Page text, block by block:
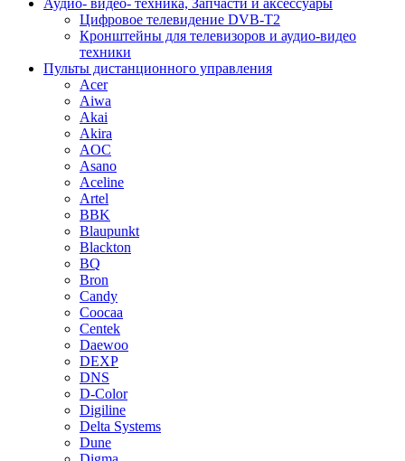
Аудио- видео- техника, Запчасти и аксессуары
Цифровое телевидение DVB-T2
Кронштейны для телевизоров и аудио-видео
техники
Пульты дистанционного управления
Acer
Aiwa
Akai
Akira
AOC
Asano
Aceline
Artel
BBK
Blaupunkt
Blackton
BQ
Bron
Candy
Coocaa
Centek
Daewoo
DEXP
DNS
D-Color
Digiline
Delta Systems
Dune